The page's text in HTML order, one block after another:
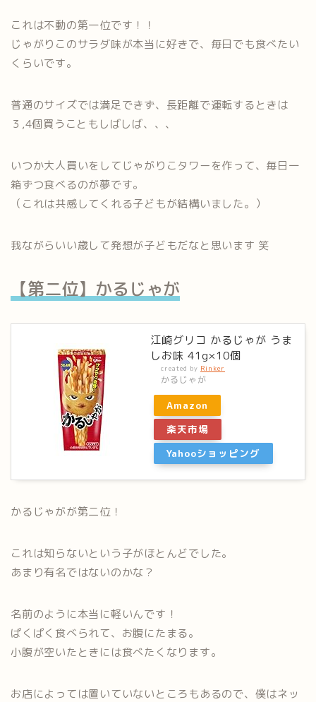
これは不動の第一位です！！
じゃがりこのサラダ味が本当に好きで、毎日でも食べたい
くらいです。
普通のサイズでは満足できず、長距離で運転するときは
３,4個買うこともしばしば、、、
いつか大人買いをしてじゃがりこタワーを作って、毎日一
箱ずつ食べるのが夢です。
（これは共感してくれる子どもが結構いました。）
我ながらいい歳して発想が子どもだなと思います 笑
【第二位】かるじゃが
江崎グリコ かるじゃが うま
しお味 41g×10個
created by Rinker
かるじゃが
Amazon
楽天市場
Yahooショッピング
かるじゃがが第二位！
これは知らないという子がほとんどでした。
あまり有名ではないのかな？
名前のように本当に軽いんです！
ぱくぱく食べられて、お腹にたまる。
小腹が空いたときには食べたくなります。
お店によっては置いていないところもあるので、僕はネッ